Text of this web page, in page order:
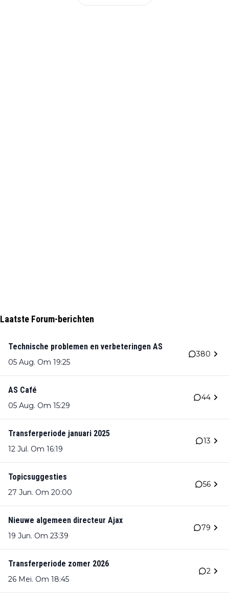
Laatste Forum-berichten
Technische problemen en verbeteringen AS
05 Aug. Om 19:25
380
AS Café
05 Aug. Om 15:29
44
Transferperiode januari 2025
12 Jul. Om 16:19
13
Topicsuggesties
27 Jun. Om 20:00
56
Nieuwe algemeen directeur Ajax
19 Jun. Om 23:39
79
Transferperiode zomer 2026
26 Mei. Om 18:45
2